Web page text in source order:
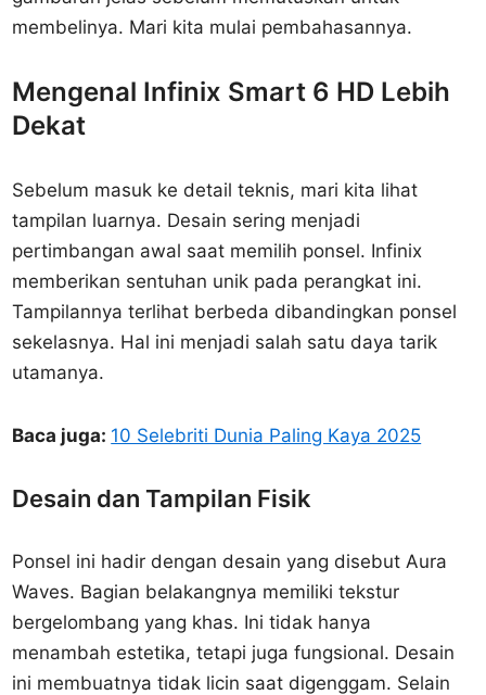
membelinya. Mari kita mulai pembahasannya.
Mengenal Infinix Smart 6 HD Lebih
Dekat
Sebelum masuk ke detail teknis, mari kita lihat
tampilan luarnya. Desain sering menjadi
pertimbangan awal saat memilih ponsel. Infinix
memberikan sentuhan unik pada perangkat ini.
Tampilannya terlihat berbeda dibandingkan ponsel
sekelasnya. Hal ini menjadi salah satu daya tarik
utamanya.
Baca juga: 10 Selebriti Dunia Paling Kaya 2025
Desain dan Tampilan Fisik
Ponsel ini hadir dengan desain yang disebut Aura
Waves. Bagian belakangnya memiliki tekstur
bergelombang yang khas. Ini tidak hanya
menambah estetika, tetapi juga fungsional. Desain
ini membuatnya tidak licin saat digenggam. Selain